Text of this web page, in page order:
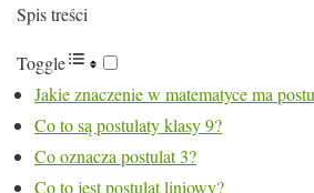
Spis treści
Toggle
Jakie znaczenie w matematyce ma
Co to są postulaty klasy 9?
Co oznacza postulat 3?
Co to jest postulat liniowy?